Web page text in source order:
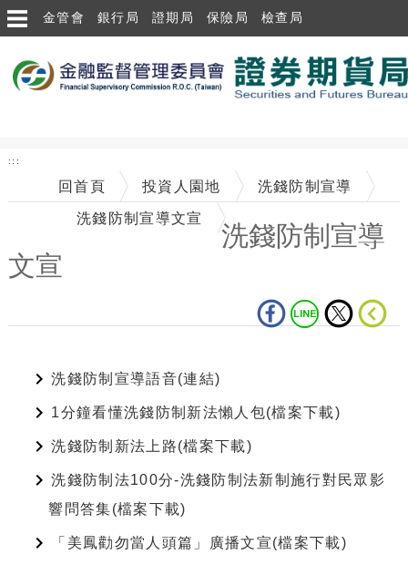
跳到主要內容區塊
金管會 銀行局 證期局 保險局 檢查局
:::
回首頁 投資人園地 洗錢防制宣導
洗錢防制宣導文宣
洗錢防制宣導
文宣
洗錢防制宣導語音(連結)
1分鐘看懂洗錢防制新法懶人包(檔案下載)
洗錢防制新法上路(檔案下載)
洗錢防制法100分-洗錢防制法新制施行對民眾影
響問答集(檔案下載)
「美鳳勸勿當人頭篇」廣播文宣(檔案下載)